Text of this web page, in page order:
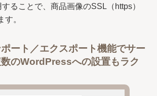
ることで、商品画像のSSL（https）
す。
ート／エクスポート機能でサー
のWordPressへの設置もラク